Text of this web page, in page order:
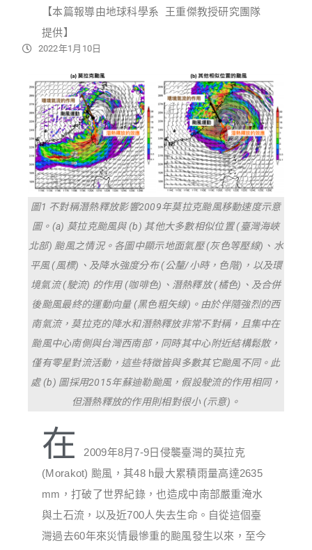
【本篇報導由地球科學系 王重傑教授研究團隊
提供】
2022年1月10日
圖1 不對稱潛熱釋放影響2009年莫拉克颱風移動速度示意
圖。(a) 莫拉克颱風與 (b) 其他大多數相似位置 (臺灣海峽
北部) 颱風之情況。各圖中顯示地面氣壓 (灰色等壓線)、水
平風 (風標)、及降水強度分布 (公釐/小時，色階)，以及環
境氣流 (駛流) 的作用 (咖啡色)、潛熱釋放 (橘色)、及合併
後颱風最終的運動向量 (黑色粗矢線)。由於伴隨強烈的西
南氣流，莫拉克的降水和潛熱釋放非常不對稱，且集中在
颱風中心南側與台灣西南部，同時其中心附近結構鬆散，
僅有零星對流活動，這些特徵皆與多數其它颱風不同。此
處 (b) 圖採用2015年蘇迪勒颱風，假設駛流的作用相同，
但潛熱釋放的作用則相對很小 (示意)。
在
2009年8月7-9日侵襲臺灣的莫拉克
(Morakot) 颱風，其48 h最大累積雨量高達2635
mm，打破了世界紀錄，也造成中南部嚴重淹水
與土石流，以及近700人失去生命。自從這個臺
灣過去60年來災情最慘重的颱風發生以來，至今